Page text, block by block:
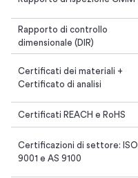
Rapporto di controllo
dimensionale (DIR)
Certificati dei materiali +
Certificato di analisi
Certificati REACH e RoHS
Certificazioni di settore: ISO
9001 e AS 9100